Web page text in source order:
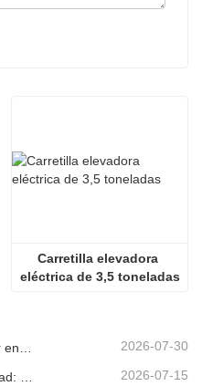
Carretilla elevadora
eléctrica de 3,5 toneladas
2026-07-30
Entrega eficiente, testigo de calidad: ¡14 miniexcavadoras de 1.8 toneladas han sido enviadas con éxito! 2026-07-15